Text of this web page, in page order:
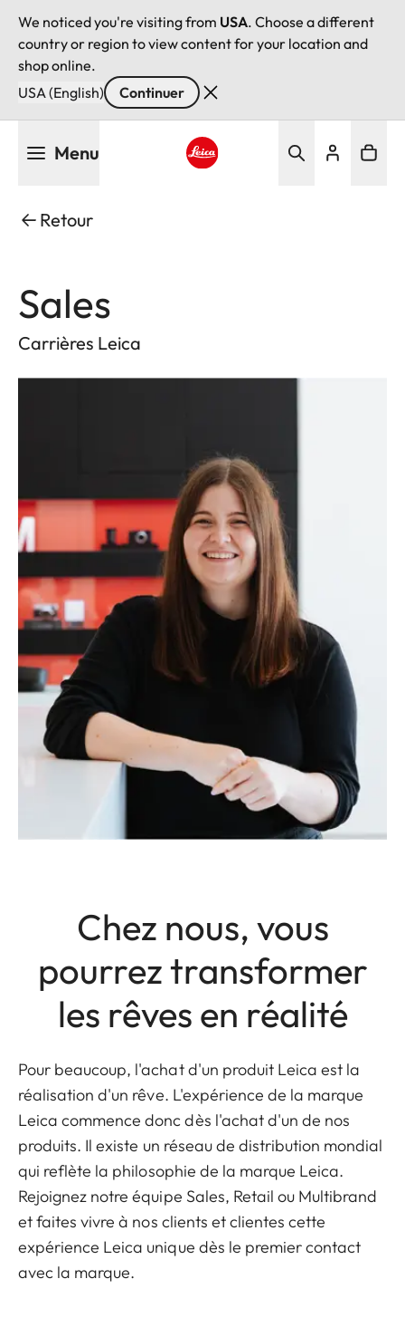
We noticed you're visiting from USA. Choose a different
country or region to view content for your location and
shop online.
USA (English)
Continuer
Menu
Retour
Sales
Carrières Leica
Chez nous, vous
pourrez transformer
les rêves en réalité
Pour beaucoup, l'achat d'un produit Leica est la
réalisation d'un rêve. L'expérience de la marque
Leica commence donc dès l'achat d'un de nos
produits. Il existe un réseau de distribution mondial
qui reflète la philosophie de la marque Leica.
Rejoignez notre équipe Sales, Retail ou Multibrand
et faites vivre à nos clients et clientes cette
expérience Leica unique dès le premier contact
avec la marque.